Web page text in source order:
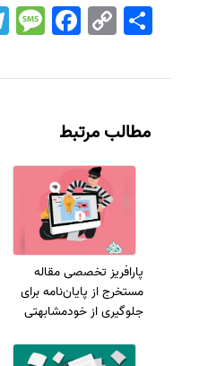
Facebook Copy
Link
اشتراک
مطالب مرتبط
پارافریز تخصصی مقاله
مستخرج از پایان‌نامه برای
جلوگیری از خودمشابهتی